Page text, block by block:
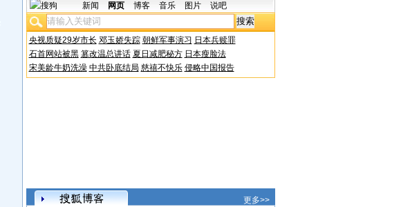
新闻 网页 博客 音乐 图片 说吧
央视质疑29岁市长 邓玉娇失踪 朝鲜军事演习 日本兵赎罪
石首网站被黑 篡改温总讲话 夏日减肥秘方 日本瘦脸法
宋美龄牛奶洗澡 中共卧底结局 慈禧不快乐 侵略中国报告
更多>>